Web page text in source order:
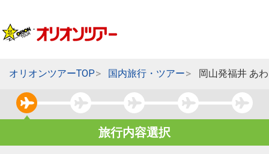
オリオンツアーTOP 国内旅行・ツアー 岡山発福井 あ
旅行内容選択